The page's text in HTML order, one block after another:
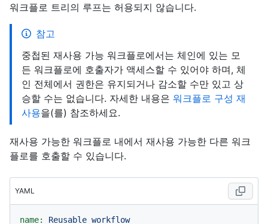
워크플로 트리의 루프는 허용되지 않습니다.
참고
중첩된 재사용 가능 워크플로에서는 체인에 있는 모
든 워크플로에 호출자가 액세스할 수 있어야 하며, 체
인 전체에서 권한은 유지되거나 감소할 수만 있고 상
승할 수는 없습니다. 자세한 내용은 워크플로 구성 재
사용을(를) 참조하세요.
재사용 가능한 워크플로 내에서 재사용 가능한 다른 워크
플로를 호출할 수 있습니다.
YAML
name: Reusable workflow